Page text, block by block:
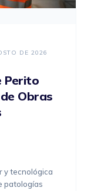
DE 2026
Perito
Obras
y tecnológica
patologías